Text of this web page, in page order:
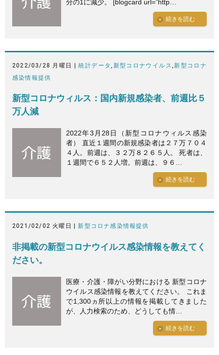
分の1に減少。 [blogcard url=”http…
続きを読む
2022/03/28 月曜日 |統計データ 新型コロナウイルス ,新型コロナ
感染情報提供
新型コロナウィルス：国内新規感染者、前週比５
万人減
2022年3月28日（新型コロナウィルス感染
者） 直近１週間の新規感染者は２７万７０４
４人。前週は、３２万８２６５人。 死者は、
１週間で６５２人増。前週は、９６…
続きを読む
2021/02/02 火曜日 |新型コロナ感染情報提供
非掲載の新型コロナウイルス感染情報を教えてく
ださい。
医療・介護・障がい分野における 新型コロナ
ウイルス感染情報を教えてください。 これま
で1,300ヵ所以上の情報を掲載してきました
が、人力検索のため、どうしても情…
続きを読む